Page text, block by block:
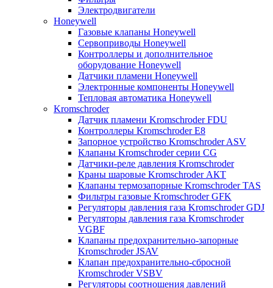
Электродвигатели
Honeywell
Газовые клапаны Honeywell
Сервоприводы Honeywell
Контроллеры и дополнительное
оборудование Honeywell
Датчики пламени Honeywell
Электронные компоненты Honeywell
Тепловая автоматика Honeywell
Kromschroder
Датчик пламени Kromschroder FDU
Контроллеры Kromschroder E8
Запорное устройство Kromschroder ASV
Клапаны Kromschroder серии CG
Датчики-реле давления Kromschroder
Краны шаровые Kromschroder АКТ
Клапаны термозапорные Kromschroder TAS
Фильтры газовые Kromschroder GFK
Регуляторы давления газа Kromschroder GDJ
Регуляторы давления газа Kromschroder
VGBF
Клапаны предохранительно-запорные
Kromschroder JSAV
Клапан предохранительно-сбросной
Kromschroder VSBV
Регуляторы соотношения давлений